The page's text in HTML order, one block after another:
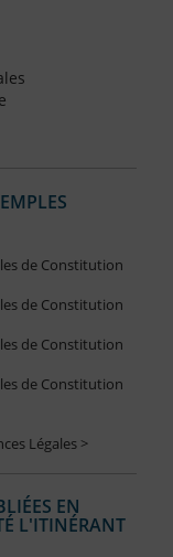
de Constitution
de Constitution
de Constitution
de Constitution
Légales >
EN
L'ITINÉRANT